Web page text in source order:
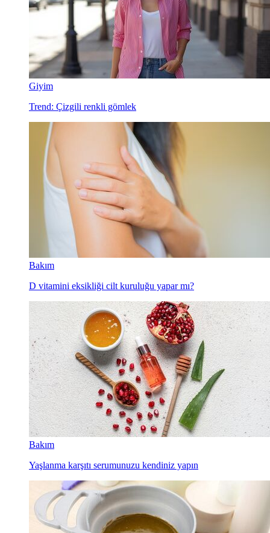
Giyim
Trend: Çizgili renkli gömlek
Bakım
D vitamini eksikliği cilt kuruluğu yapar mı?
Bakım
Yaşlanma karşıtı serumunuzu kendiniz yapın